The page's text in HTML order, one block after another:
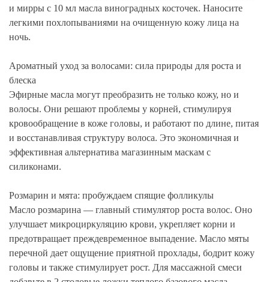
и мирры с 10 мл масла виноградных косточек. Наносите
легкими похлопываниями на очищенную кожу лица на
ночь.
Ароматный уход за волосами: сила природы для роста и
блеска
Эфирные масла могут преобразить не только кожу, но и
волосы. Они решают проблемы у корней, стимулируя
кровообращение в коже головы, и работают по длине, питая
и восстанавливая структуру волоса. Это экономичная и
эффективная альтернатива магазинным маскам с
силиконами.
Розмарин и мята: пробуждаем спящие фолликулы
Масло розмарина — главный стимулятор роста волос. Оно
улучшает микроциркуляцию крови, укрепляет корни и
предотвращает преждевременное выпадение. Масло мяты
перечной дает ощущение приятной прохлады, бодрит кожу
головы и также стимулирует рост. Для массажной смеси